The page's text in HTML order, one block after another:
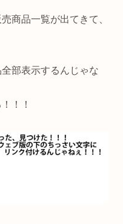
商品一覧が出てきて、
部表示するんじゃな
！！